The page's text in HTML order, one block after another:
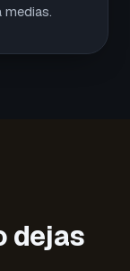
medias.
dejas